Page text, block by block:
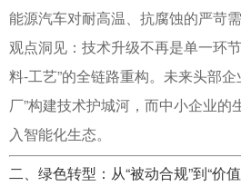
能源汽车对耐高温、抗腐蚀的严苛
观点洞见 ：技术升级不再是单一环
料-工艺”的全链路重构。未来头部
厂”构建技术护城河，而中小企业的
入智能化生态。
二、绿色转型：从“被动合规”到“价